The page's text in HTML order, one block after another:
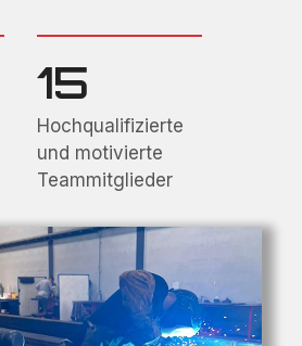
15
Hochqualifizierte
und motivierte
Teammitglieder